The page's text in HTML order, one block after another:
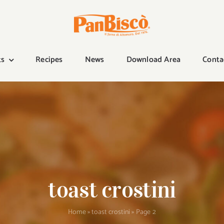
Recipes News Download Area
toast crostini
Home»toast crostini» Page 2